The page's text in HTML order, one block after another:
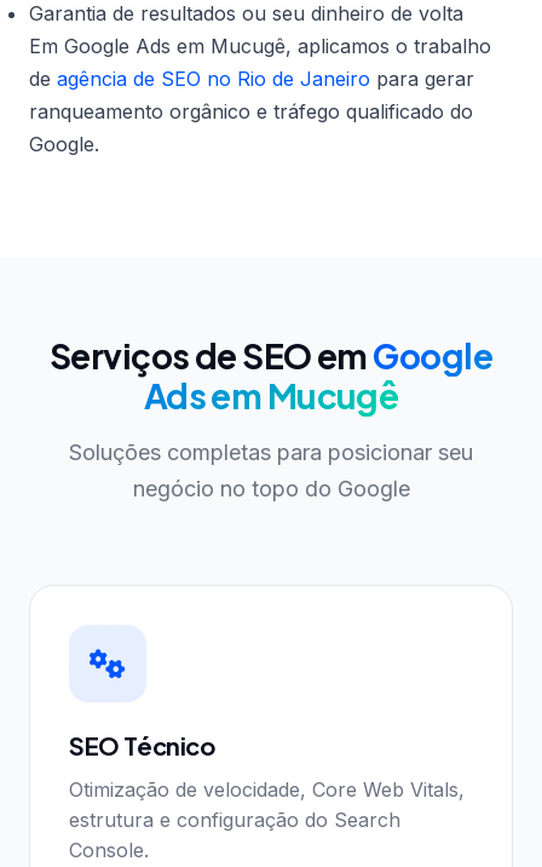
Garantia de resultados ou seu dinheiro de volta
Em Google Ads em Mucugê, aplicamos o trabalho
de agência de SEO no Rio de Janeiro para gerar
ranqueamento orgânico e tráfego qualificado do
Google.
Serviços de SEO emGoogle
Ads em Mucugê
Soluções completas para posicionar seu
negócio no topo do Google
SEO Técnico
Otimização de velocidade, Core Web Vitals,
estrutura e configuração do Search
Console.